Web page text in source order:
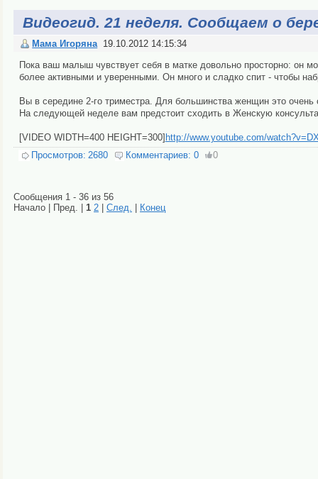
Видеогид. 21 неделя. Сообщаем о
Мама Игоряна 19.10.2012 14:15:34
Пока ваш малыш чувствует себя в матке довольно просторно: он
более активными и уверенными. Он много и сладко спит - чтобы
Вы в середине 2-го триместра. Для большинства женщин это очень
На следующей неделе вам предстоит сходить в Женскую
[VIDEO WIDTH=400 HEIGHT=300] http://www.youtube.com/
Просмотров: 2680 Комментариев: 0 0
Сообщения 1 - 36 из 56
Начало | Пред. | 1 2 | След. | Конец